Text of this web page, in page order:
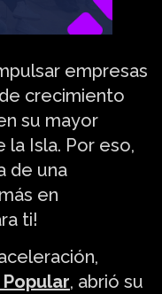
empresas
crecimiento
su mayor
Isla. Por eso,
de una
en
ti!
, abrió su